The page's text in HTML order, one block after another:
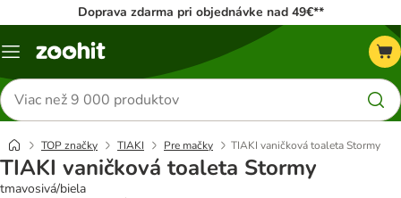
Doprava zdarma pri objednávke nad 49€**
Kategórie
Hľadať
produkty
TOP značky TIAKI Pre mačky TIAKI vaničková toaleta Stormy
TIAKI vaničková toaleta Stormy
tmavosivá/biela